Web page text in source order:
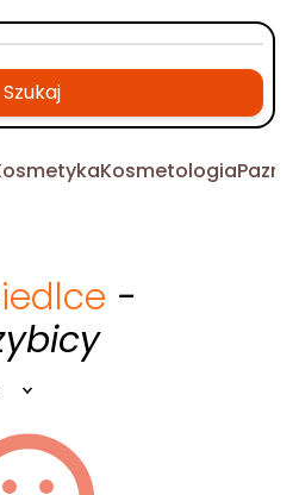
Szukaj
Kosmetologia
-